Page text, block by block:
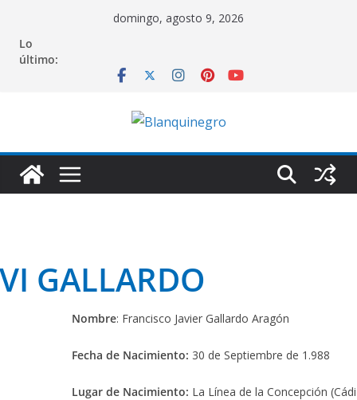
contenido
domingo, agosto 9, 2026
Lo
último:
GALLARDO
Nombre: Francisco Javier Gallardo Aragón
Fecha de Nacimiento: 30 de Septiembre de 1.988
Lugar de Nacimiento: La Línea de la Concepción